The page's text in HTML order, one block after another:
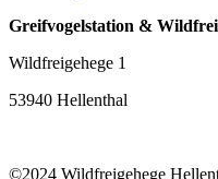
Greifvogelstation &
Wildfreigehege 1
53940 Hellenthal
©2024 Wildfreigehege